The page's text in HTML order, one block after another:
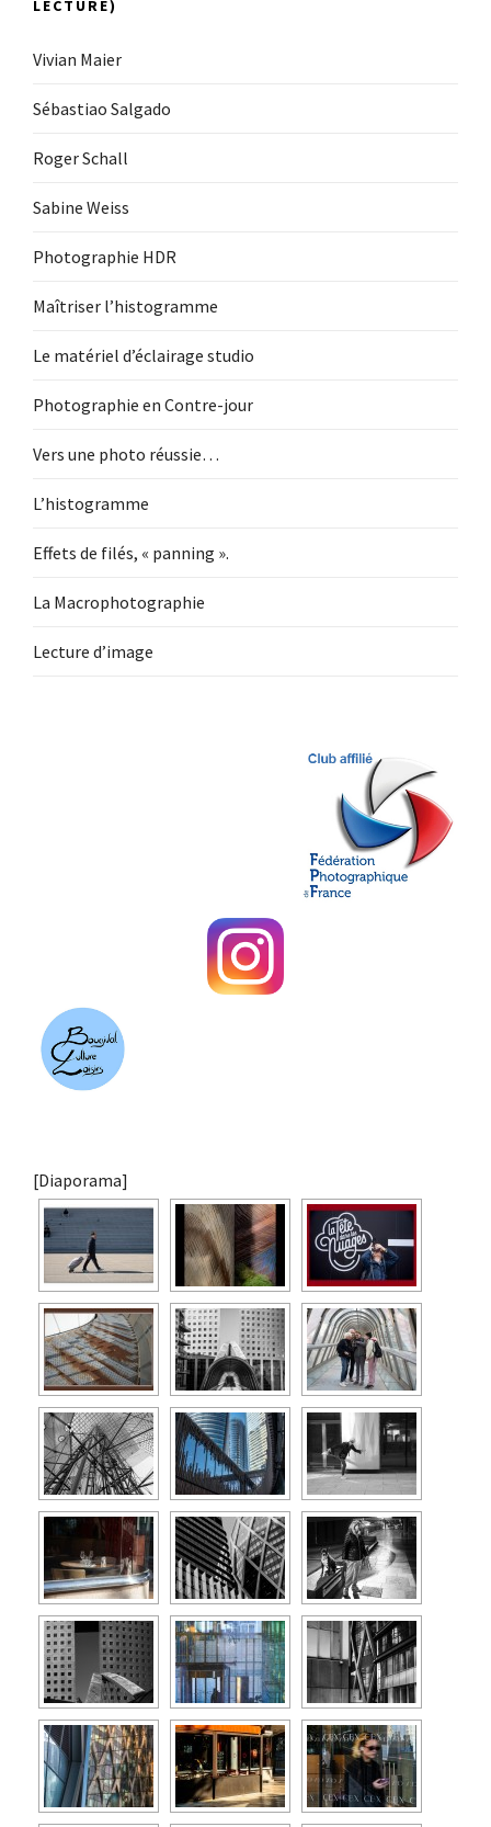
LECTURE)
Vivian Maier
Sébastiao Salgado
Roger Schall
Sabine Weiss
Photographie HDR
Maîtriser l’histogramme
Le matériel d’éclairage studio
Photographie en Contre-jour
Vers une photo réussie…
L’histogramme
Effets de filés, « panning ».
La Macrophotographie
Lecture d’image
[Diaporama]